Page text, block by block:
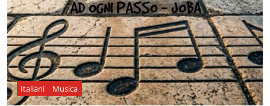
Italiani Musica